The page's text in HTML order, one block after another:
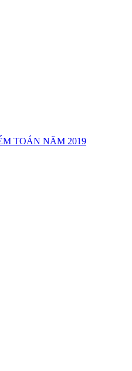
TOÁN NĂM 2019